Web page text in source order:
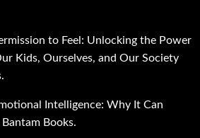
to Feel: Unlocking the Power
Kids, Ourselves, and Our Society
Intelligence: Why It Can
Books.